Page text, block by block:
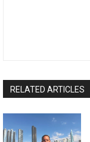
RELATED ARTICLES